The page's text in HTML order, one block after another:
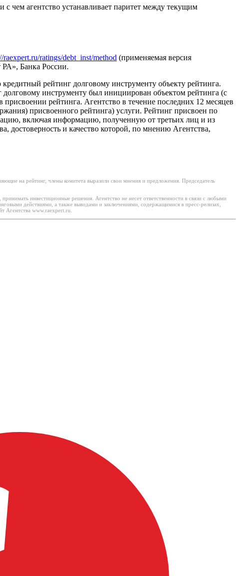
чем агентство устанавливает паритет между текущим
raexpert.ru/ratings/debt_inst/method (применяемая версия
Банка России.
рейтинг долговому инструменту объекту рейтинга.
инструменту был инициирован объектом рейтинга (с
рейтинга. Агентство в течение последних 12 месяцев
присвоенного рейтинга) услуги. Рейтинг присвоен по
включая информацию, полученную от третьих лиц и из
достоверность и качество которой, по мнению Агентства,
на рейтинг, члены комитета выразили свои мнения и предложения. Председатель
инвестиционные решения. Агентство не несет ответственности в связи с любыми
действиями, а также выводами и заключениями, содержащимися в пресс-релизах,
Агентства www.raexpert.ru.